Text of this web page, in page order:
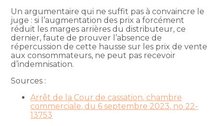
Un argumentaire qui ne suffit pas à convaincre le
juge : si l’augmentation des prix a forcément
réduit les marges arrières du distributeur, ce
dernier, faute de prouver l’absence de
répercussion de cette hausse sur les prix de vente
aux consommateurs, ne peut pas recevoir
d’indemnisation.
Sources :
Arrêt de la Cour de cassation, chambre
commerciale, du 6 septembre 2023, no 22-
13753